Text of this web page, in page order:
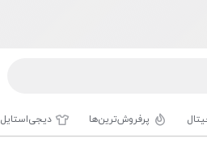
پرفروش‌ترین‌ها دیجی‌استایل